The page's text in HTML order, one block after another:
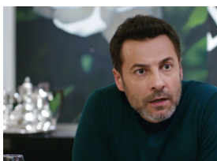
Ender intenta abrirle los
hermana es una asesina”